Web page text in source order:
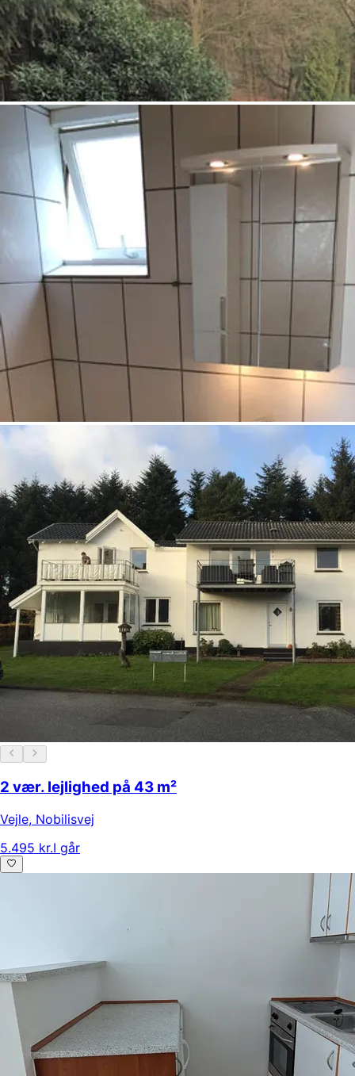
2 vær. lejlighed på 43 m²
Vejle, Nobilisvej
5.495 kr.I går